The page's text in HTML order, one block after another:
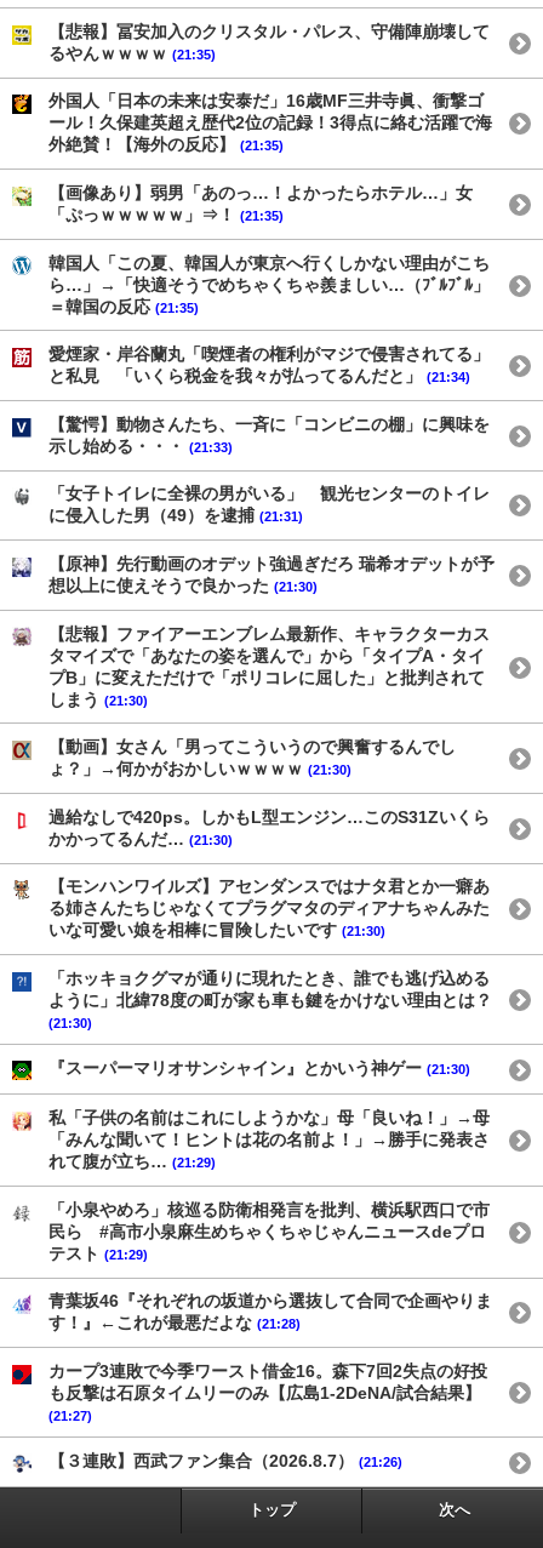
【悲報】冨安加入のクリスタル・パレス、守備陣崩壊して
るやんｗｗｗｗ (21:35)
外国人「日本の未来は安泰だ」16歳MF三井寺眞、衝撃ゴ
ール！久保建英超え歴代2位の記録！3得点に絡む活躍で海
外絶賛！【海外の反応】
(21:35)
【画像あり】弱男「あのっ…！よかったらホテル…」女
「ぷっｗｗｗｗｗ」⇒！
(21:35)
韓国人「この夏、韓国人が東京へ行くしかない理由がこち
ら…」→「快適そうでめちゃくちゃ羨ましい…（ﾌﾞﾙﾌﾞﾙ」
＝韓国の反応 (21:35)
愛煙家・岸谷蘭丸「喫煙者の権利がマジで侵害されてる」
と私見 「いくら税金を我々が払ってるんだと」
(21:34)
【驚愕】動物さんたち、一斉に「コンビニの棚」に興味を
示し始める・・・
(21:33)
「女子トイレに全裸の男がいる」 観光センターのトイレ
に侵入した男（49）を逮捕 (21:31)
【原神】先行動画のオデット強過ぎだろ 瑞希オデットが予
想以上に使えそうで良かった (21:30)
【悲報】ファイアーエンブレム最新作、キャラクターカス
タマイズで「あなたの姿を選んで」から「タイプA・タイ
プB」に変えただけで「ポリコレに屈した」と批判されて
しまう (21:30)
【動画】女さん「男ってこういうので興奮するんでし
ょ？」→何かがおかしいｗｗｗｗ (21:30)
過給なしで420ps。しかもL型エンジン…このS31Zいくら
かかってるんだ… (21:30)
【モンハンワイルズ】アセンダンスではナタ君とか一癖あ
る姉さんたちじゃなくてプラグマタのディアナちゃんみた
いな可愛い娘を相棒に冒険したいです (21:30)
「ホッキョクグマが通りに現れたとき、誰でも逃げ込める
ように」北緯78度の町が家も車も鍵をかけない理由とは？
(21:30)
『スーパーマリオサンシャイン』とかいう神ゲー (21:30)
私「子供の名前はこれにしようかな」母「良いね！」→母
「みんな聞いて！ヒントは花の名前よ！」→勝手に発表さ
れて腹が立ち… (21:29)
「小泉やめろ」核巡る防衛相発言を批判、横浜駅西口で市
民ら #高市小泉麻生めちゃくちゃじゃんニュースdeプロ
テスト (21:29)
青葉坂46『それぞれの坂道から選抜して合同で企画やりま
す！』←これが最悪だよな (21:28)
カープ3連敗で今季ワースト借金16。森下7回2失点の好投
も反撃は石原タイムリーのみ【広島1-2DeNA/試合結果】
(21:27)
【３連敗】西武ファン集合（2026.8.7） (21:26)
トップ 次へ